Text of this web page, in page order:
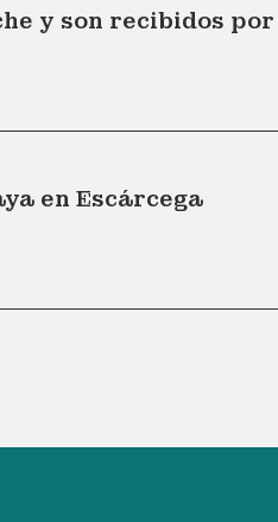
y son recibidos
en Escárcega